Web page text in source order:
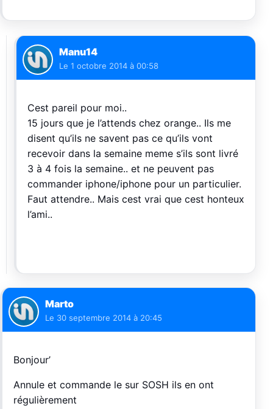
Manu14
Le 1 octobre 2014 à 00:58
Cest pareil pour moi..
15 jours que je l’attends chez orange.. Ils me
disent qu’ils ne savent pas ce qu’ils vont
recevoir dans la semaine meme s’ils sont livré
3 à 4 fois la semaine.. et ne peuvent pas
commander iphone/iphone pour un particulier.
Faut attendre.. Mais cest vrai que cest honteux
l’ami..
Marto
Le 30 septembre 2014 à 20:45
Bonjour’
Annule et commande le sur SOSH ils en ont
régulièrement